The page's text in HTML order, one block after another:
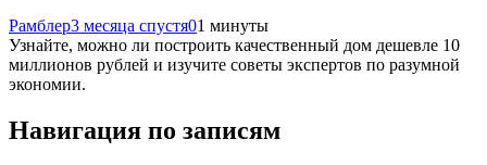
Рамблер3 месяца спустя01 минуты
Узнайте, можно ли построить качественный дом дешевле 10
миллионов рублей и изучите советы экспертов по разумной
экономии.
Навигация по записям